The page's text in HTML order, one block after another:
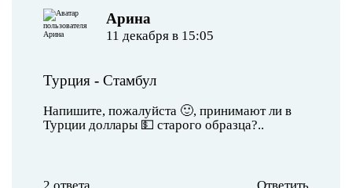
Арина
11 декабря в 15:05
Турция - Стамбул
Напишите, пожалуйста 🙂, принимают ли в
Турции доллары 💵 старого образца?..
2 ответа Ответить